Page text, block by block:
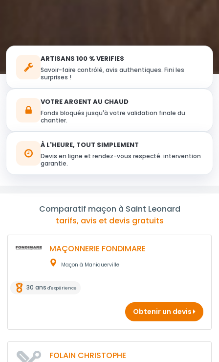
ARTISANS 100 % VERIFIES
Savoir-faire contrôlé, avis authentiques. Fini les
surprises !
VOTRE ARGENT AU CHAUD
Fonds bloqués jusqu'à votre validation finale du
chantier.
À L'HEURE, TOUT SIMPLEMENT
Devis en ligne et rendez-vous respecté. intervention
garantie.
Comparatif maçon à Saint Leonard
tarifs, avis et devis gratuits
MAÇONNERIE FONDIMARE
Maçon à Maniquerville
30 ans d'expérience
Obtenir un devis
FOLAIN CHRISTOPHE